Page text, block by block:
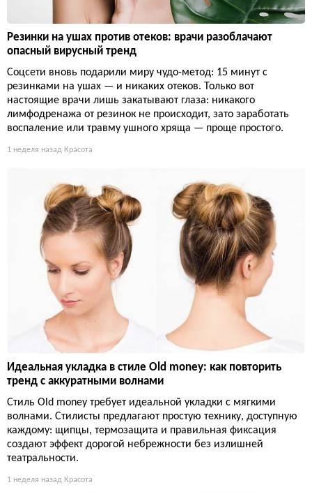
Резинки на ушах против отеков: врачи разоблачают
опасный вирусный тренд
Соцсети вновь подарили миру чудо-метод: 15 минут с
резинками на ушах — и никаких отеков. Только вот
настоящие врачи лишь закатывают глаза: никакого
лимфодренажа от резинок не происходит, зато заработать
воспаление или травму ушного хряща — проще простого.
1 неделя назад Красота
Идеальная укладка в стиле Old money: как повторить
тренд с аккуратными волнами
Стиль Old money требует идеальной укладки с мягкими
волнами. Стилисты предлагают простую технику, доступную
каждому: щипцы, термозащита и правильная фиксация
создают эффект дорогой небрежности без излишней
театральности.
1 неделя назад Красота